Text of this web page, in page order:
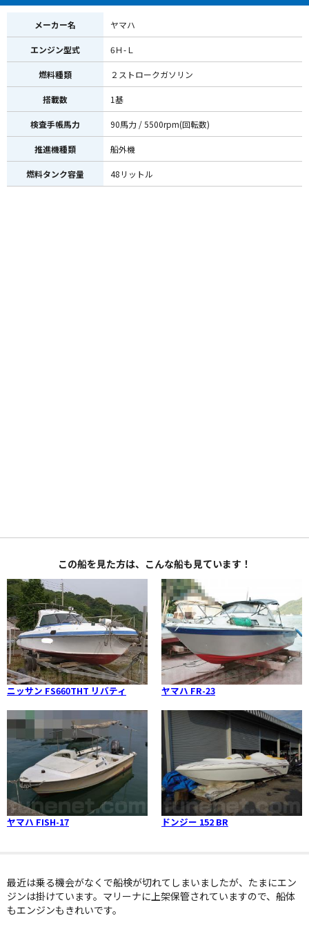
メーカー名 ヤマハ
エンジン型式 6Ｈ-Ｌ
燃料種類 ２ストロークガソリン
搭載数 1基
検査手帳馬力 90馬力 / 5500rpm(回転数)
推進機種類 船外機
燃料タンク容量 48リットル
この船を見た方は、こんな船も見ています！
ニッサン FS660THT リバティ ヤマハ FR-23
ヤマハ FISH-17 ドンジー 152 BR
最近は乗る機会がなくで船検が切れてしまいましたが、たまにエン
ジンは掛けています。マリーナに上架保管されていますので、船体
もエンジンもきれいです。